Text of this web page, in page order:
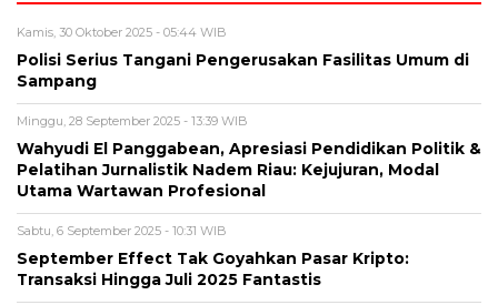
Kamis, 30 Oktober 2025 - 05:44 WIB
Polisi Serius Tangani Pengerusakan Fasilitas Umum di
Sampang
Minggu, 28 September 2025 - 13:39 WIB
Wahyudi El Panggabean, Apresiasi Pendidikan Politik &
Pelatihan Jurnalistik Nadem Riau: Kejujuran, Modal
Utama Wartawan Profesional
Sabtu, 6 September 2025 - 10:31 WIB
September Effect Tak Goyahkan Pasar Kripto:
Transaksi Hingga Juli 2025 Fantastis